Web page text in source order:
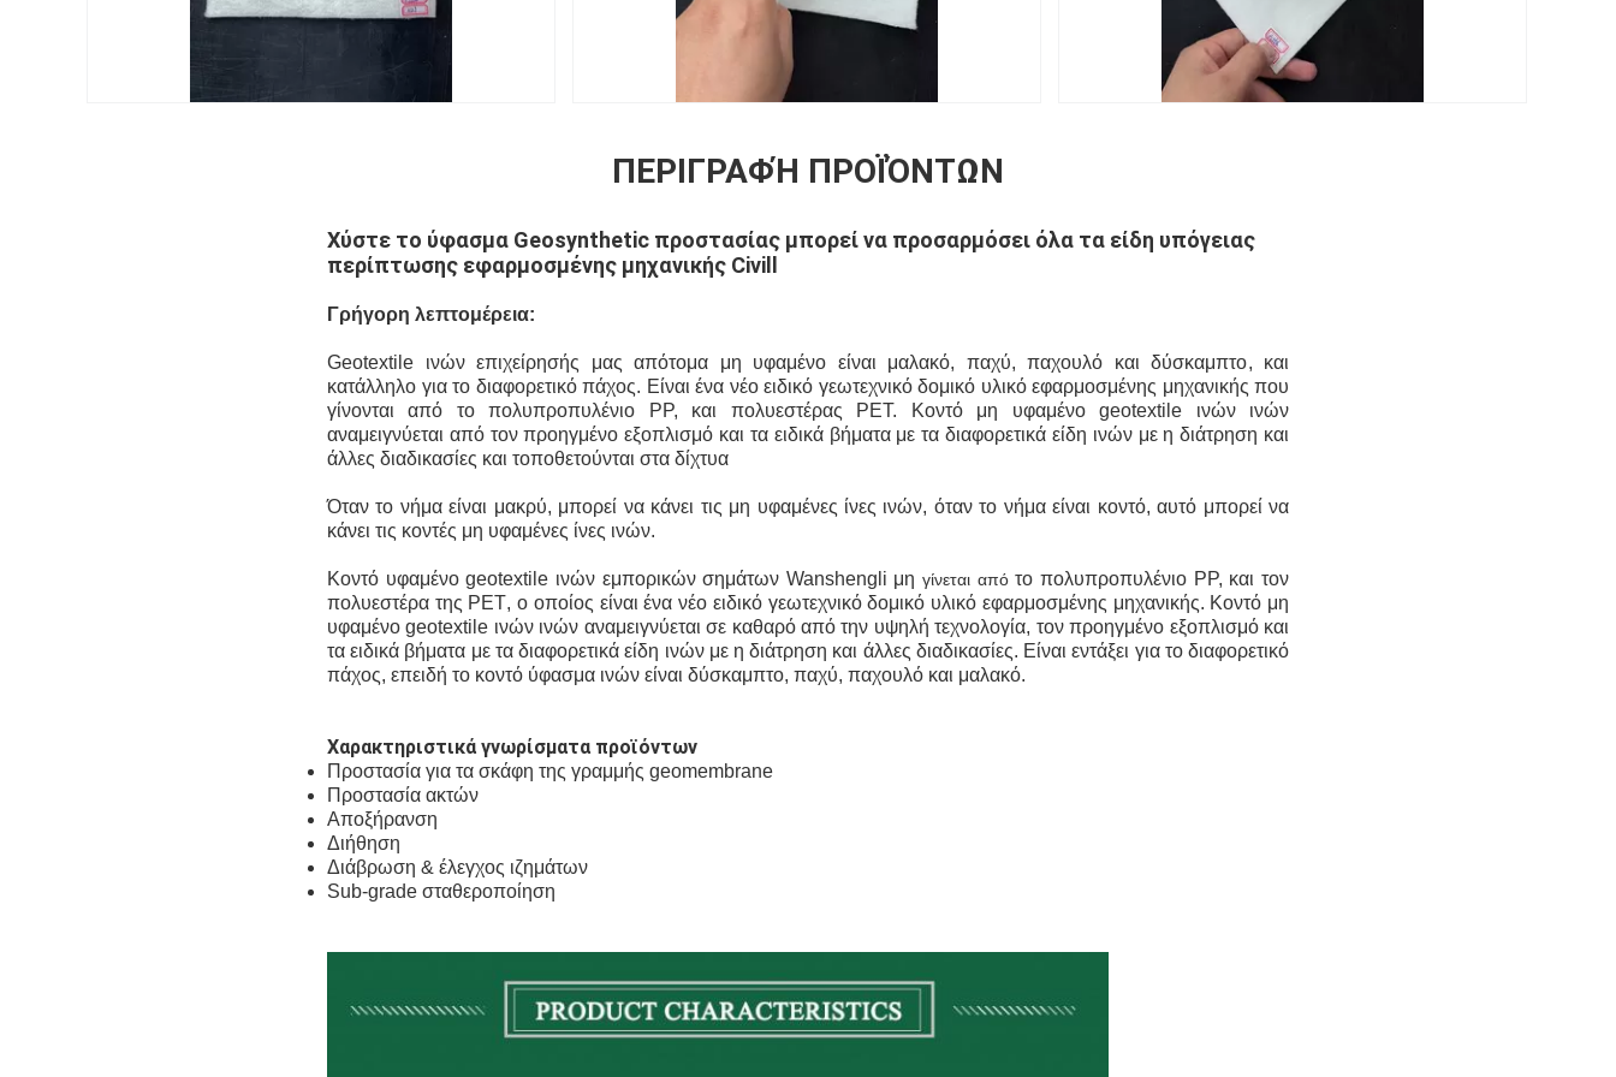
ΠΕΡΙΓΡΑΦΉ ΠΡΟΪΌΝΤΩΝ
Χύστε το ύφασμα Geosynthetic προστασίας μπορεί να προσαρμόσει όλα τα είδη υπόγειας
περίπτωσης εφαρμοσμένης μηχανικής Civill
Γρήγορη λεπτομέρεια:
Geotextile ινών επιχείρησής μας απότομα μη υφαμένο είναι μαλακό, παχύ, παχουλό και δύσκαμπτο, και
κατάλληλο για το διαφορετικό πάχος. Είναι ένα νέο ειδικό γεωτεχνικό δομικό υλικό εφαρμοσμένης μηχανικής που
γίνονται από το πολυπροπυλένιο PP, και πολυεστέρας PET. Κοντό
μη υφαμένο geotextile ινών ινών
αναμειγνύεται από τον προηγμένο εξοπλισμό και τα ειδικά βήματα με τα διαφορετικά είδη ινών με η διάτρηση και
άλλες διαδικασίες και τοποθετούνται στα δίχτυα
Όταν το νήμα είναι μακρύ, μπορεί να κάνει τις μη υφαμένες ίνες ινών, όταν το νήμα είναι κοντό, αυτό μπορεί να
κάνει τις κοντές μη υφαμένες ίνες ινών.
Κοντό υφαμένο geotextile ινών εμπορικών σημάτων Wanshengli μηγίνεται απότο πολυπροπυλένιο PP, και τον
πολυεστέρα της PET, ο οποίος είναι ένα νέο ειδικό γεωτεχνικό δομικό υλικό εφαρμοσμένης μηχανικής. Κοντό μη
υφαμένο geotextile ινών ινών αναμειγνύεται σε καθαρό από την υψηλή τεχνολογία, τον προηγμένο εξοπλισμό και
τα ειδικά βήματα με τα διαφορετικά είδη ινών με η διάτρηση και άλλες διαδικασίες. Είναι εντάξει για το διαφορετικό
πάχος, επειδή το κοντό ύφασμα ινών είναι δύσκαμπτο, παχύ, παχουλό και μαλακό.
Χαρακτηριστικά γνωρίσματα προϊόντων
Προστασία για τα σκάφη της γραμμής geomembrane
Προστασία ακτών
Αποξήρανση
Διήθηση
Διάβρωση & έλεγχος ιζημάτων
Sub-grade σταθεροποίηση